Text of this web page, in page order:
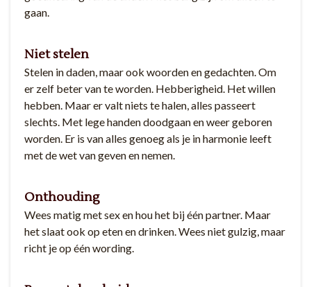
gaan.
Niet stelen
Stelen in daden, maar ook woorden en gedachten. Om
er zelf beter van te worden. Hebberigheid. Het willen
hebben. Maar er valt niets te halen, alles passeert
slechts. Met lege handen doodgaan en weer geboren
worden. Er is van alles genoeg als je in harmonie leeft
met de wet van geven en nemen.
Onthouding
Wees matig met sex en hou het bij één partner. Maar
het slaat ook op eten en drinken. Wees niet gulzig, maar
richt je op één wording.